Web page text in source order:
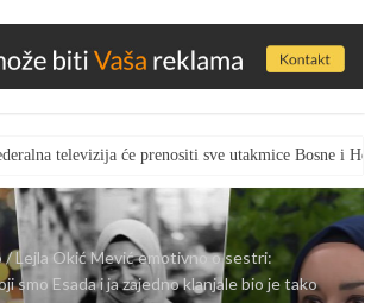
televizija će prenositi sve utakmice Bosne i
/Lejla Okić Mević emotivno o sestri:
smo Esada i ja zajedno klanjale bio je tako